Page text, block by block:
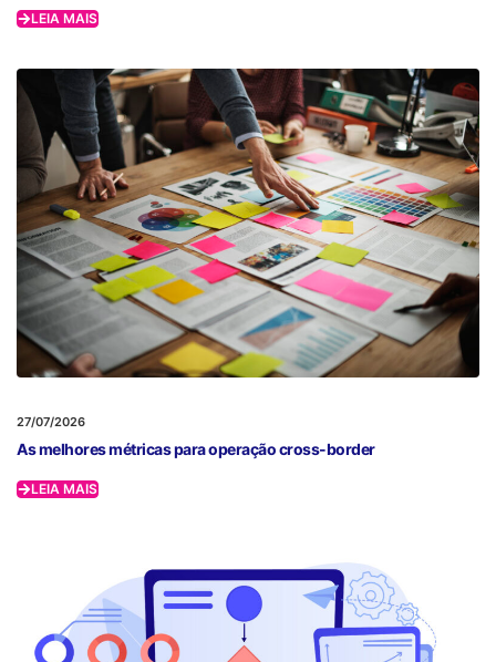
LEIA MAIS
27/07/2026
As melhores métricas para operação cross-border
LEIA MAIS